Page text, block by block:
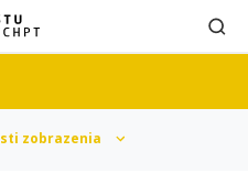
zobrazenia